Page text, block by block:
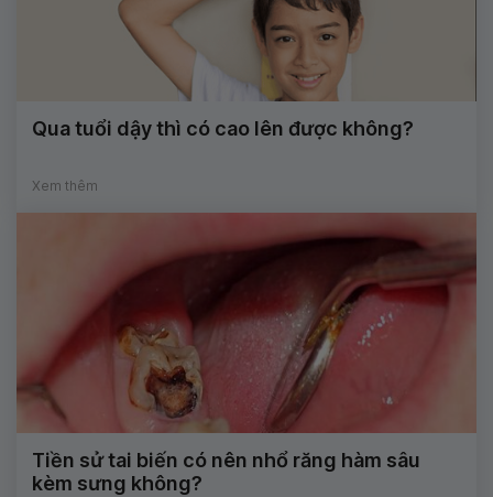
Qua tuổi dậy thì có cao lên được không?
Xem thêm
Tiền sử tai biến có nên nhổ răng hàm sâu
kèm sưng không?